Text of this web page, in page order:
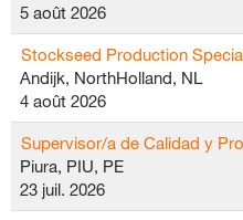
5 août 2026
Stockseed Production
Andijk, NorthHolland, NL
4 août 2026
Supervisor/a de Calidad y
Piura, PIU, PE
23 juil. 2026